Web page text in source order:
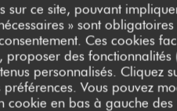
sur ce site, pouvant
» sont
Ces cookies
des fonctionnalités
personnalisés. Cliquez
Vous pouvez
cookie en bas à gauche des